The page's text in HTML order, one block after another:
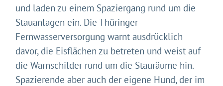
und laden zu einem Spaziergang rund um die
Stauanlagen ein. Die Thüringer
Fernwasserversorgung warnt ausdrücklich
davor, die Eisflächen zu betreten und weist auf
die Warnschilder rund um die Stauräume hin.
Spazierende aber auch der eigene Hund, der im